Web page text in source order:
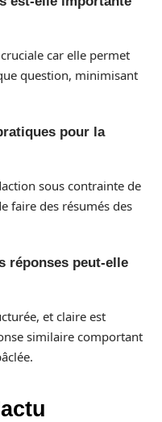
car elle permet
question, minimisant
pour la
sous contrainte de
faire des résumés des
réponses peut-elle
et claire est
similaire comportant